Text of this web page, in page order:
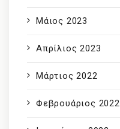
Μάιος 2023
Απρίλιος 2023
Μάρτιος 2022
Φεβρουάριος 2022